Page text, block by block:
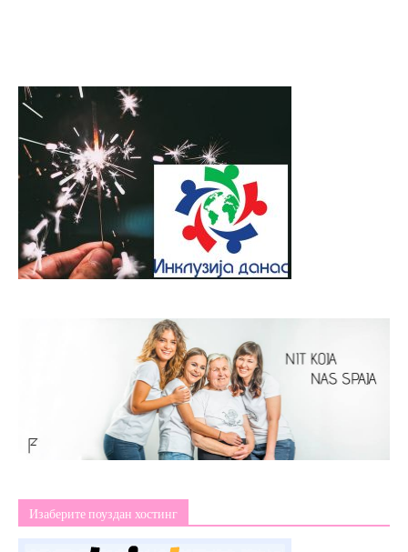
Изаберите поуздан хостинг